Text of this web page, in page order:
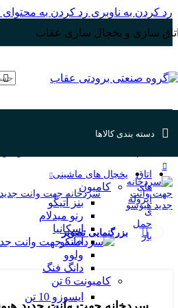
رد کردن به ناوبری رد کردن به
سازی و یخچال سازی عقاب
دسته بندی کالاها
اتاق
های
ایزوله
ی
حمل
بار
یخچال های ماشینی
کامیون
بنز آتیکو
رنو میدلام
اسکانیا
آمیکو
ولوو
دانگ فنگ
کامیونت 6 تن
ایسوزو 10 تن
سردخانه جهت وانت
بزرگنمایی تصویر